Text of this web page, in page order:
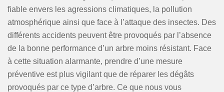
fiable envers les agressions climatiques, la pollution
atmosphérique ainsi que face à l’attaque des insectes. Des
différents accidents peuvent être provoqués par l’absence
de la bonne performance d’un arbre moins résistant. Face
à cette situation alarmante, prendre d’une mesure
préventive est plus vigilant que de réparer les dégâts
provoqués par ce type d’arbre. Ce que nous vous